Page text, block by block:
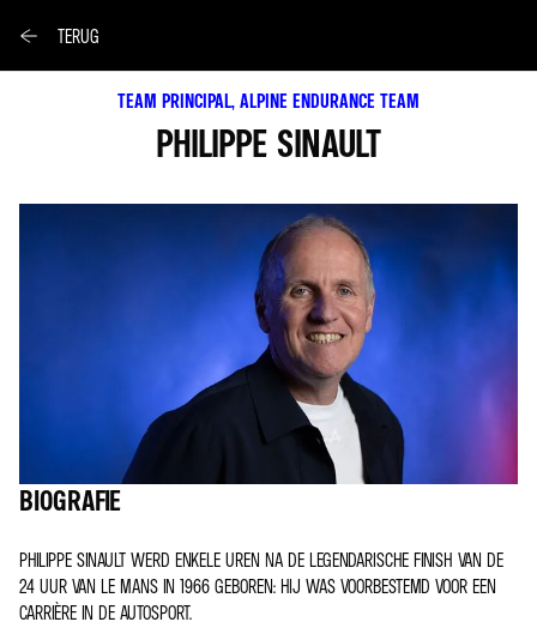
TERUG
TEAM PRINCIPAL, ALPINE ENDURANCE TEAM
PHILIPPE SINAULT
BIOGRAFIE
PHILIPPE SINAULT WERD ENKELE UREN NA DE LEGENDARISCHE FINISH VAN DE
24 UUR VAN LE MANS IN 1966 GEBOREN: HIJ WAS VOORBESTEMD VOOR EEN
CARRIÈRE IN DE AUTOSPORT.